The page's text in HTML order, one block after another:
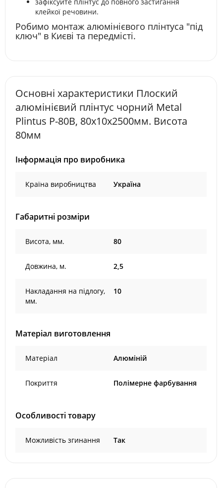
клейкої речовини.
Робимо монтаж алюмінієвого плінтуса "під
ключ" в Києві та передмісті.
Основні характеристики Плоский
алюмінієвий плінтус чорний Metal
Plintus P-80B, 80х10х2500мм. Висота
80мм
Інформація про виробника
Країна виробництва Україна
Габаритні розміри
Висота, мм. 80
Довжина, м. 2,5
Накладання на підлогу,
мм.
10
Матеріал виготовлення
Матеріал Алюміній
Покриття Полімерне фарбування
Особливості товару
Можливість згинання Так